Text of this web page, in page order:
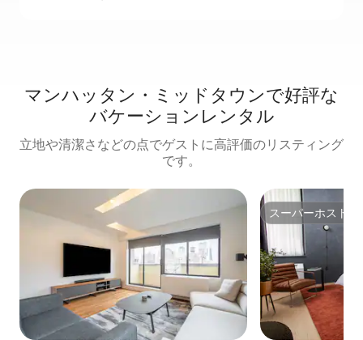
マンハッタン・ミッドタウンで好評な
バケーションレンタル
立地や清潔さなどの点でゲストに高評価のリスティング
です。
スーパーホスト
スーパーホスト